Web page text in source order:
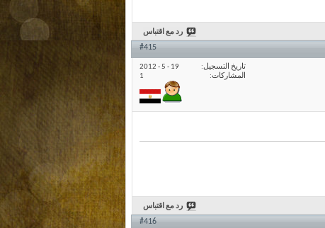
رد مع اقتباس
#415
تاريخ التسجيل
19 - 5 - 2012
المشاركات
1
رد مع اقتباس
#416